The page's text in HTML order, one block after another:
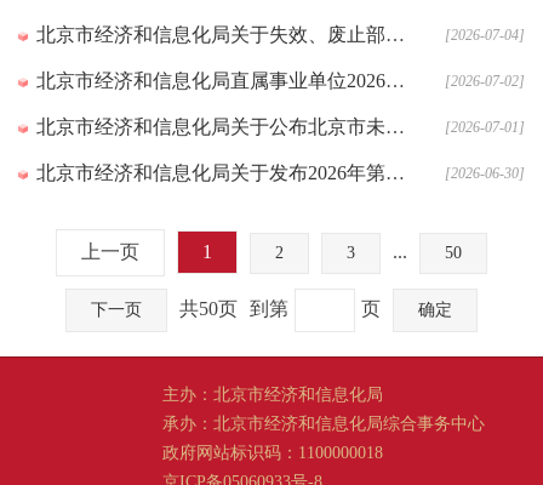
北京市经济和信息化局关于失效、废止部分规范性文件的通知 [2026-07-04]
北京市经济和信息化局直属事业单位2026年公开招聘拟录用人员公示公告 （第一批） [2026-07-02]
北京市经济和信息化局关于公布北京市未来产业育新平台第三批建设名单的通知 [2026-07-01]
北京市经济和信息化局关于发布2026年第三批人工智能赋能新型工业化高质量数据集需求清单公开征集建设单位的通知 [2026-06-30]
上一页 1 2 3 ... 50
下一页 共50页 到第 页 确定
主办：北京市经济和信息化局
承办：北京市经济和信息化局综合事务中心
政府网站标识码：1100000018